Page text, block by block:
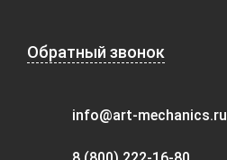
Обратный звонок
info@art-mechanics.ru